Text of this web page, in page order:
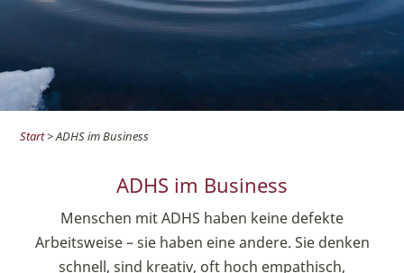
Start> ADHS im Business
ADHS im Business
Menschen mit ADHS haben keine defekte
Arbeitsweise – sie haben eine andere. Sie denken
schnell, sind kreativ, oft hoch empathisch,